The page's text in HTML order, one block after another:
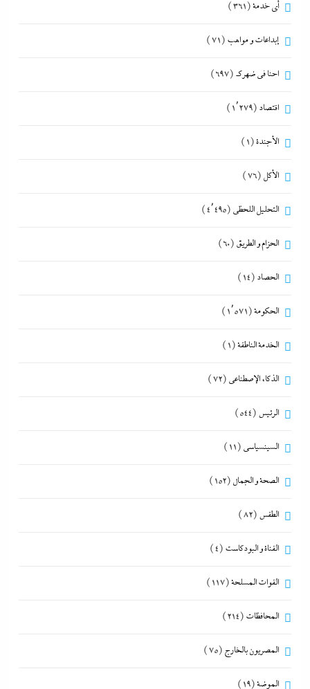
أي خدمة(361)
إبداعات و مواهب (71)
احنا في ضهرك (697)
اقتصاد (1٬279)
الأجندة(1)
الأكل (76)
التحليل اللحظي (4٬495)
الحزام و الطريق (60)
الحصاد (14)
الحكومة(1٬571)
الخدمة الناطقة(1)
الذكاء الإصطناعي (72)
الرئيس (544)
السينسياسي (11)
الصحة و الجمال (152)
الطقس (82)
القناة و البودكاست (4)
القوات المسلحة(117)
المحافظات (214)
المصريون بالخارج (75)
الموضة(19)